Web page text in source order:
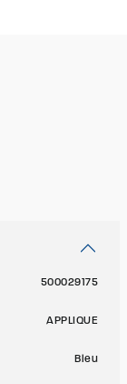
500029175
APPLIQUE
Bleu